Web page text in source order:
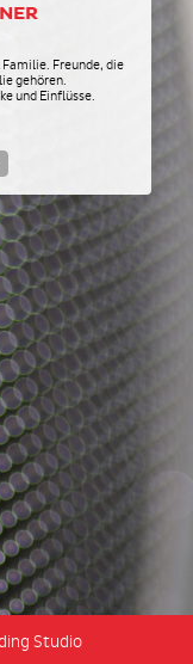
Familie. Freunde, die
gehören.
und Einflüsse.
Studio